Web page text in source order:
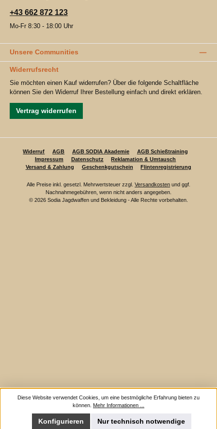
+43 662 872 123
Mo-Fr 8:30 - 18:00 Uhr
Unsere Communities
Widerrufsrecht
Sie möchten einen Kauf widerrufen? Über die folgende Schaltfläche
können Sie den Widerruf Ihrer Bestellung einfach und direkt erklären.
Vertrag widerrufen
Widerruf AGB AGB SODIA Akademie
AGB Schießtraining
Impressum
Datenschutz
Reklamation & Umtausch
Versand & Zahlung
Geschenkgutschein Flintenregistrierung
Alle Preise inkl. gesetzl. Mehrwertsteuer zzgl. Versandkosten und ggf.
Nachnahmegebühren, wenn nicht anders angegeben.
© 2026 Sodia Jagdwaffen und Bekleidung - Alle Rechte vorbehalten.
Diese Website verwendet Cookies, um eine bestmögliche Erfahrung bieten zu
können. Mehr Informationen ...
Nur technisch notwendige
Konfigurieren